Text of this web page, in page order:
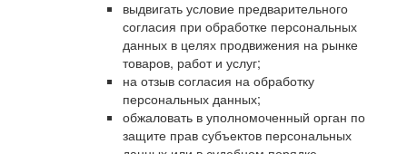
выдвигать условие предварительного
согласия при обработке персональных
данных в целях продвижения на рынке
товаров, работ и услуг;
на отзыв согласия на обработку
персональных данных;
обжаловать в уполномоченный орган по
защите прав субъектов персональных